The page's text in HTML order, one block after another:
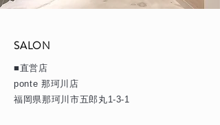
SALON
■直営店
ponte 那珂川店
福岡県那珂川市五郎丸1-3-1